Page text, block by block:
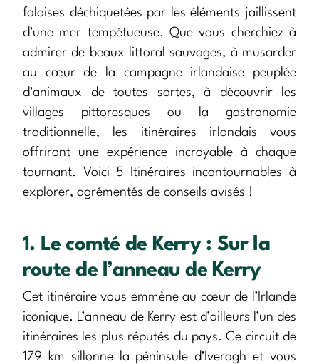
falaises déchiquetées par les éléments jaillissent
d’une mer tempétueuse. Que vous cherchiez à
admirer de beaux littoral sauvages, à musarder
au cœur de la campagne irlandaise peuplée
d’animaux de toutes sortes, à découvrir les
villages pittoresques ou la gastronomie
traditionnelle, les itinéraires irlandais vous
offriront une expérience incroyable à chaque
tournant. Voici 5 Itinéraires incontournables à
explorer, agrémentés de conseils avisés !
1. Le comté de Kerry : Sur la
route de l’anneau de Kerry
Cet itinéraire vous emmène au cœur de l’Irlande
iconique. L’anneau de Kerry est d’ailleurs l’un des
itinéraires les plus réputés du pays. Ce circuit de
179 km sillonne la péninsule d’Iveragh et vous